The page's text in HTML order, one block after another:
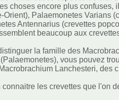
choses encore plus
Orient), Palaemonetes Varians
Antennarius (crevettes
beaucoup aux
la famille des
vous pouvez
Lanchesteri, des
connaitre les crevettes que l'on